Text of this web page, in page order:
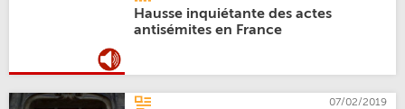
Hausse inquiétante des actes
antisémites en France
07/02/2019